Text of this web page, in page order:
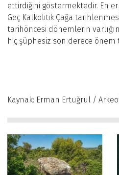
ettirdiğini göstermektedir. En
Geç Kalkolitik Çağa
tarihöncesi dönemlerin
hiç şüphesiz son derece önem
Kaynak: Erman Ertuğrul /